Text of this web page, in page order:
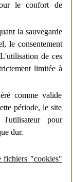
le confort de
la sauvegarde
le consentement
de ces
limitée à
comme valide
période, le site
l'utilisateur pour
dur.
fichiers "cookies"